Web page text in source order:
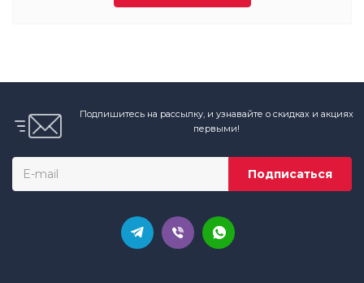
Подпишитесь на рассылку, и узнавайте о скидках и акциях
первыми!